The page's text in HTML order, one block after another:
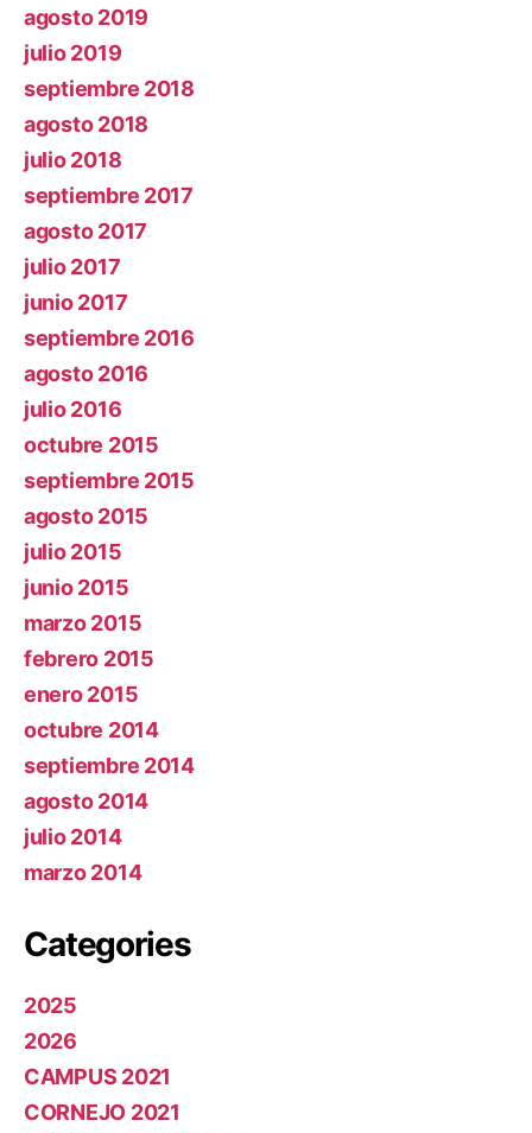
agosto 2019
julio 2019
septiembre 2018
agosto 2018
julio 2018
septiembre 2017
agosto 2017
julio 2017
junio 2017
septiembre 2016
agosto 2016
julio 2016
octubre 2015
septiembre 2015
agosto 2015
julio 2015
junio 2015
marzo 2015
febrero 2015
enero 2015
octubre 2014
septiembre 2014
agosto 2014
julio 2014
marzo 2014
Categories
2025
2026
CAMPUS 2021
CORNEJO 2021